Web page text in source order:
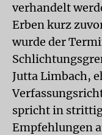
verhandelt
Erben kurz
wurde der
Jutta Limbach,
spricht in
Empfehlungen